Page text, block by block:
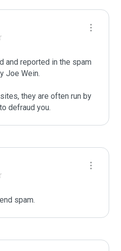
and reported in the spam
Joe Wein.
they are often run by
defraud you.
spam.